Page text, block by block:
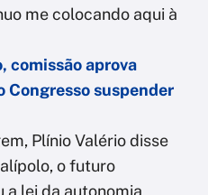
me colocando aqui à
comissão aprova
Congresso suspender
Plínio Valério disse
o futuro